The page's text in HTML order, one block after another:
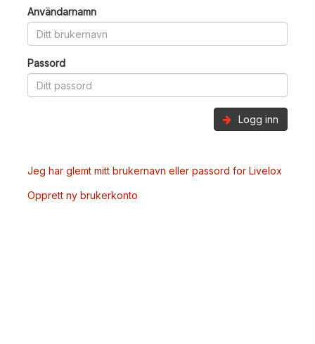
Användarnamn
Passord
Logg inn
Jeg har glemt mitt brukernavn eller passord for Livelox
Opprett ny brukerkonto